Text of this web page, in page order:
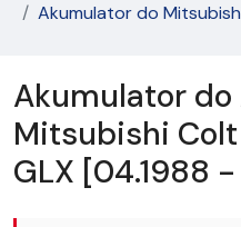
Akumulator do
Akumulator
Mitsubishi Colt
GLX [04.1988 -